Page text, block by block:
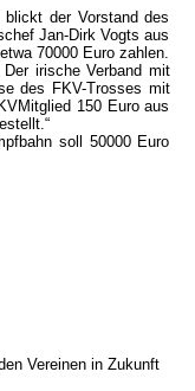
der Vorstand des
Jan-Dirk Vogts aus
70000 Euro zahlen.
irische Verband mit
des FKV-Trosses mit
150 Euro aus
soll 50000 Euro
Vereinen in Zukunft